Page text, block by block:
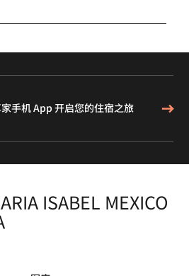
手机 App 开启您的住宿之旅
ISABEL MEXICO